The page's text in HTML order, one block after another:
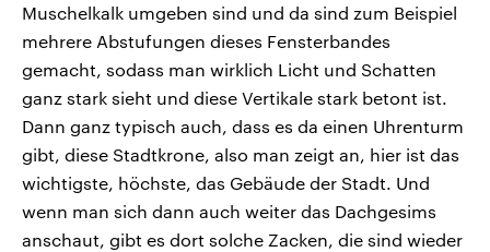
Muschelkalk umgeben sind und da sind zum Beispiel
mehrere Abstufungen dieses Fensterbandes
gemacht, sodass man wirklich Licht und Schatten
ganz stark sieht und diese Vertikale stark betont ist.
Dann ganz typisch auch, dass es da einen Uhrenturm
gibt, diese Stadtkrone, also man zeigt an, hier ist das
wichtigste, höchste, das Gebäude der Stadt. Und
wenn man sich dann auch weiter das Dachgesims
anschaut, gibt es dort solche Zacken, die sind wieder